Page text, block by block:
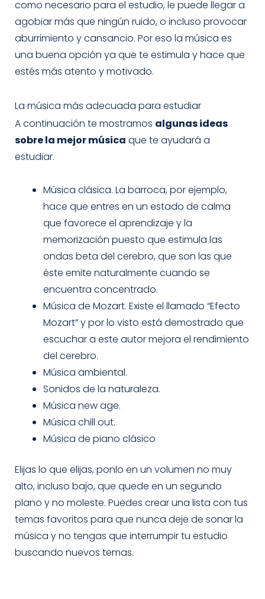
como necesario para el estudio, le puede llegar a
agobiar más que ningún ruido, o incluso provocar
aburrimiento y cansancio. Por eso la música es
una buena opción ya que te estimula y hace que
estés más atento y motivado.
La música más adecuada para estudiar
A continuación te mostramos algunas ideas
sobre la mejor música que te ayudará a
estudiar.
Música clásica. La barroca, por ejemplo,
hace que entres en un estado de calma
que favorece el aprendizaje y la
memorización puesto que estimula las
ondas beta del cerebro, que son las que
éste emite naturalmente cuando se
encuentra concentrado.
Música de Mozart. Existe el llamado “Efecto
Mozart” y por lo visto está demostrado que
escuchar a este autor mejora el rendimiento
del cerebro.
Música ambiental.
Sonidos de la naturaleza.
Música new age.
Música chill out.
Música de piano clásico
Elijas lo que elijas, ponlo en un volumen no muy
alto, incluso bajo, que quede en un segundo
plano y no moleste. Puedes crear una lista con tus
temas favoritos para que nunca deje de sonar la
música y no tengas que interrumpir tu estudio
buscando nuevos temas.